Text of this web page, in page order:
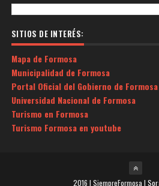
SITIOS DE INTERÉS:
Mapa de Formosa
Municipalidad de Formosa
Portal Oficial del Gobierno de Formosa
Universidad Nacional de Formosa
Turismo en Formosa
Turismo Formosa en youtube
2016 | SiempreFormosa |